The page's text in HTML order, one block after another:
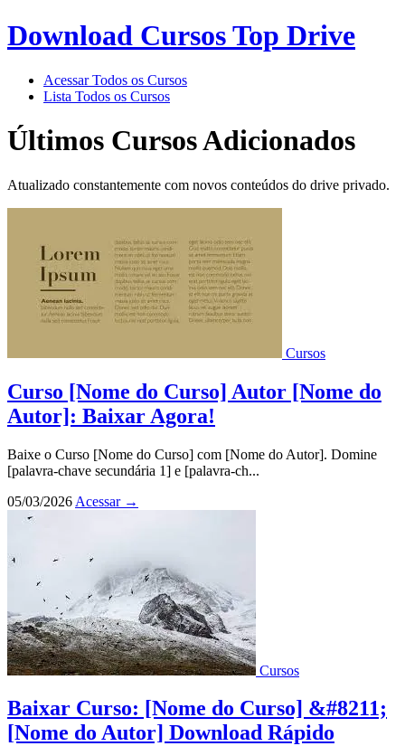
Download Cursos Top Drive
Acessar Todos os Cursos
Lista Todos os Cursos
Últimos Cursos Adicionados
Atualizado constantemente com novos conteúdos do drive privado.
Cursos
Curso [Nome do Curso] Autor [Nome do
Autor]: Baixar Agora!
Baixe o Curso [Nome do Curso] com [Nome do Autor]. Domine
[palavra-chave secundária 1] e [palavra-ch...
05/03/2026 Acessar →
Cursos
Baixar Curso: [Nome do Curso] &#8211;
[Nome do Autor] Download Rápido